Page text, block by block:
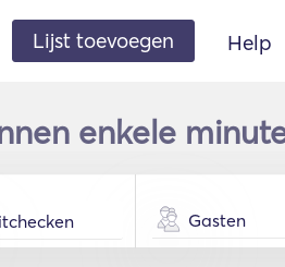
Lijst toevoegen Help
enkele
Gasten